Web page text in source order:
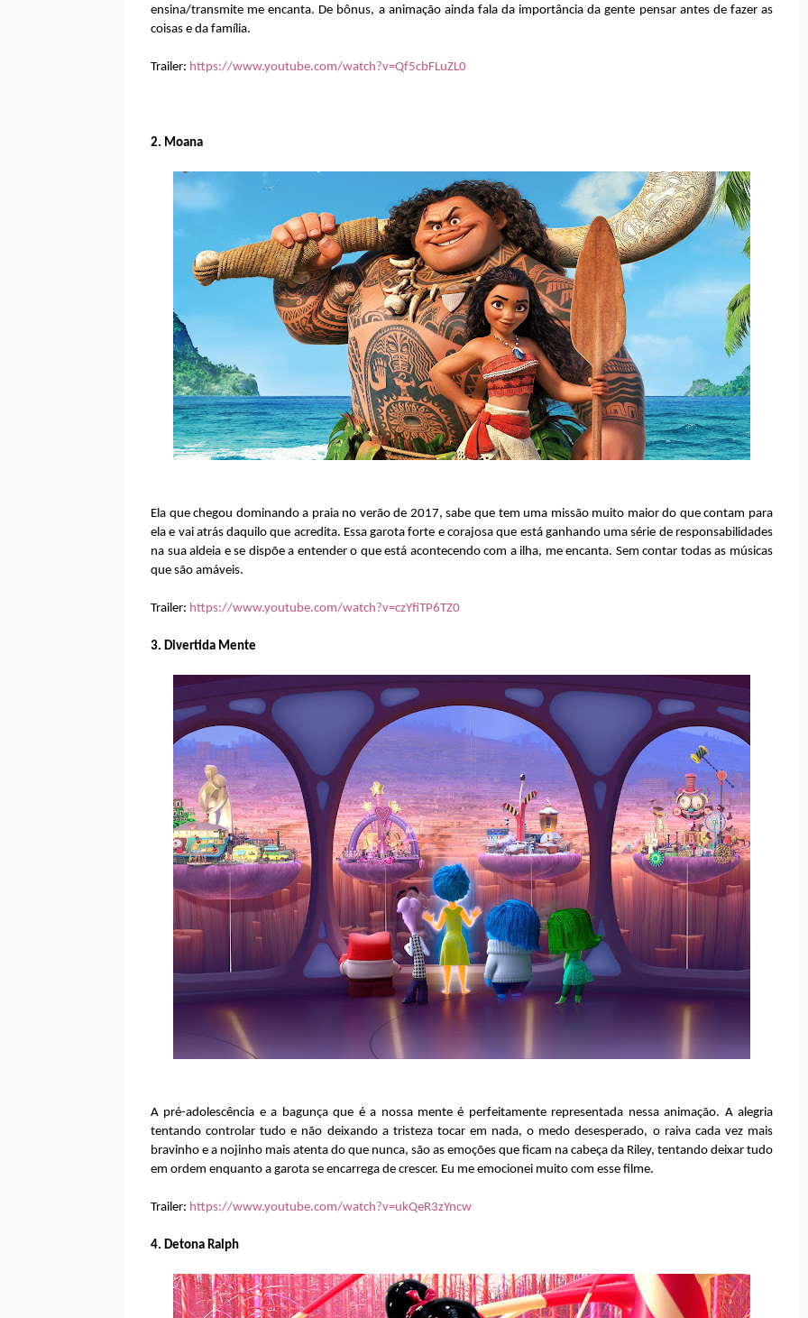
ensina/transmite me encanta. De bônus, a animação ainda fala da importância da gente pensar antes de fazer as
coisas e da família.
Trailer: https://www.youtube.com/watch?v=Qf5cbFLuZL0
2. Moana
Ela que chegou dominando a praia no verão de 2017, sabe que tem uma missão muito maior do que contam para
ela e vai atrás daquilo que acredita. Essa garota forte e corajosa que está ganhando uma série de responsabilidades
na sua aldeia e se dispõe a entender o que está acontecendo com a ilha, me encanta. Sem contar todas as músicas
que são amáveis.
Trailer: https://www.youtube.com/watch?v=czYfiTP6TZ0
3. Divertida Mente
A pré-adolescência e a bagunça que é a nossa mente é perfeitamente representada nessa animação. A alegria
tentando controlar tudo e não deixando a tristeza tocar em nada, o medo desesperado, o raiva cada vez mais
bravinho e a nojinho mais atenta do que nunca, são as emoções que ficam na cabeça da Riley, tentando deixar tudo
em ordem enquanto a garota se encarrega de crescer. Eu me emocionei muito com esse filme.
Trailer: https://www.youtube.com/watch?v=ukQeR3zYncw
4. Detona Ralph